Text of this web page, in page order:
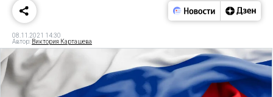
08.11.2021 14:30
Автор: Виктория Карташева